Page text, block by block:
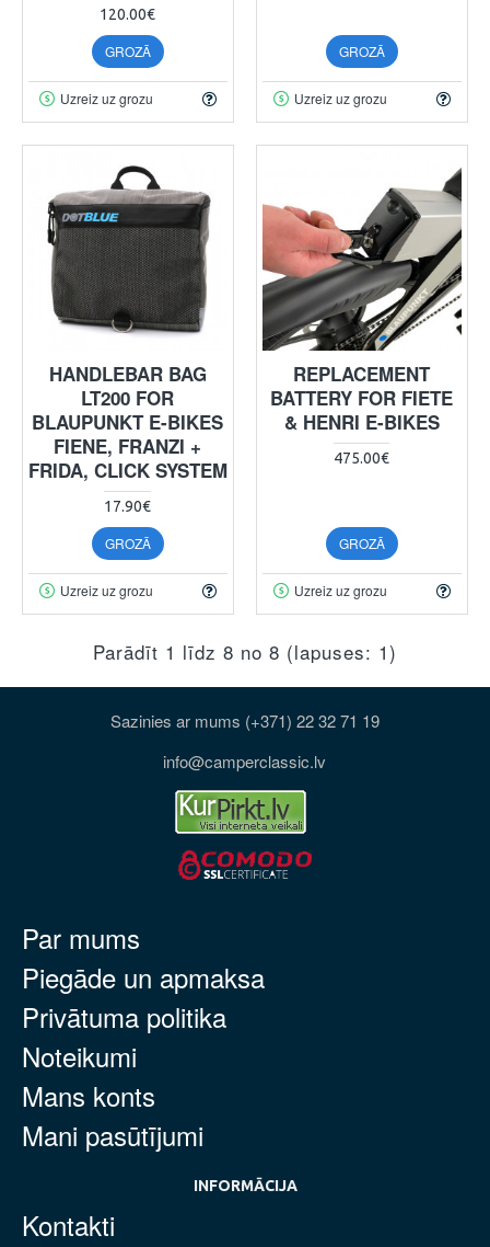
120.00€
GROZĀ
Uzreiz uz grozu
GROZĀ
Uzreiz uz grozu
HANDLEBAR BAG
LT200 FOR
BLAUPUNKT E-BIKES
FIENE, FRANZI +
FRIDA, CLICK SYSTEM
17.90€
GROZĀ
Uzreiz uz grozu
REPLACEMENT
BATTERY FOR FIETE
& HENRI E-BIKES
475.00€
GROZĀ
Uzreiz uz grozu
Parādīt 1 līdz 8 no 8 (lapuses: 1)
Sazinies ar mums (+371) 22 32 71 19
info@camperclassic.lv
Par mums
Piegāde un apmaksa
Privātuma politika
Noteikumi
Mans konts
Mani pasūtījumi
INFORMĀCIJA
Kontakti